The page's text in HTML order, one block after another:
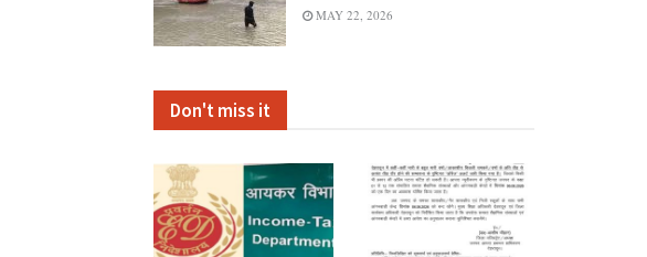
MAY 22, 2026
Don't miss it